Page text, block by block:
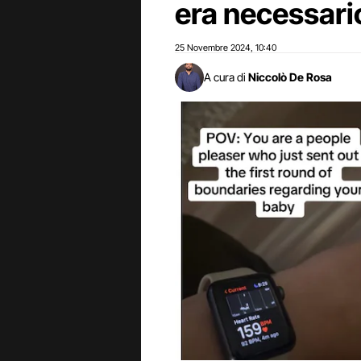
era
25 Novembre 2024 10:40
A cura di Niccolò De Rosa